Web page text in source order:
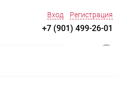
Вход Регистрация
+7 (901) 499-26-01